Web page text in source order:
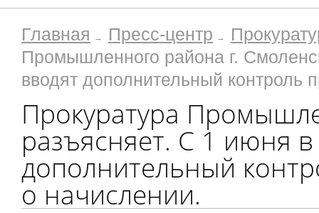
Главная Пресс-центр
Промышленного района г.
вводят дополнительный контроль
Прокуратура
разъясняет. С 1 июня
дополнительный
о начислении.